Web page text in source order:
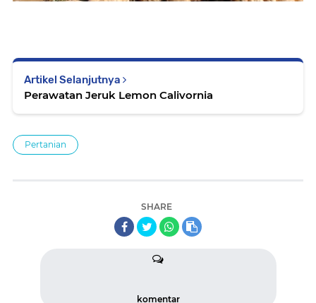
Artikel Selanjutnya
Perawatan Jeruk Lemon Calivornia
Pertanian
SHARE
komentar